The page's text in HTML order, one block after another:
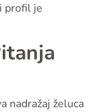
profil je
nadražaj želuca